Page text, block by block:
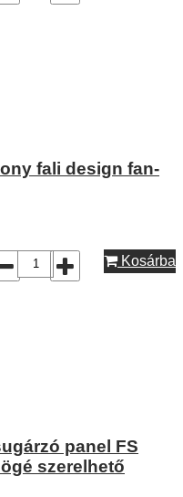
fali design fan-
Kosárba
panel FS
szerelhető